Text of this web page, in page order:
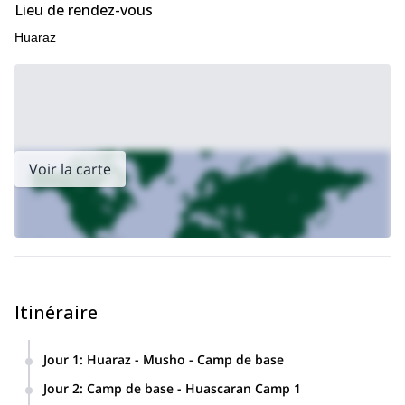
Lieu de rendez-vous
Huaraz
Voir la carte
Itinéraire
Jour 1: Huaraz - Musho - Camp de base
du matin en empruntant le Callejon de Huaylas jusqu'à
Jour 2: Camp de base - Huascaran Camp 1